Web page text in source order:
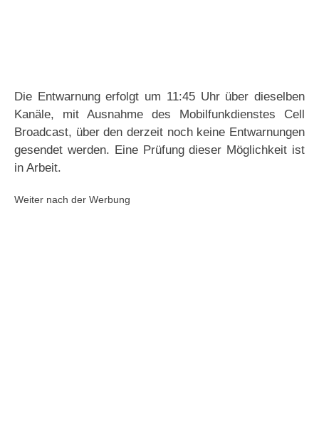
Die Entwarnung erfolgt um 11:45 Uhr über dieselben
Kanäle, mit Ausnahme des Mobilfunkdienstes Cell
Broadcast, über den derzeit noch keine Entwarnungen
gesendet werden. Eine Prüfung dieser Möglichkeit ist
in Arbeit.
Weiter nach der Werbung